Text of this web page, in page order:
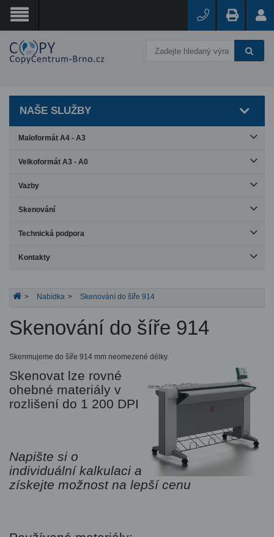
NAŠE SLUŽBY
Maloformát A4 - A3
Velkoformát A3 - A0
Vazby
Skenování
Technická podpora
Kontakty
Nabídka Skenování do šíře 914
Skenování do šíře 914
Skenmujeme do šíře 914 mm neomezené délky.
Skenovat lze rovné
ohebné materiály v
rozlišení do 1 200 DPI
Napište si o
individuální kalkulaci a
získejte možnost na lepší cenu